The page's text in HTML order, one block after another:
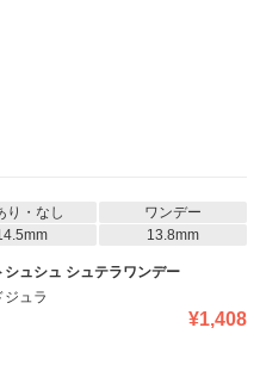
り・なし
ワンデー
13.8mm
シュシュ シュテラワンデー
ジュラ
¥1,408